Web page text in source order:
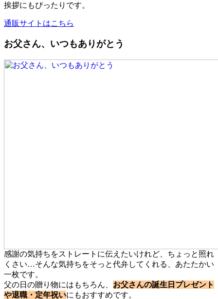
挨拶にもぴったりです。
通販サイトはこちら
お父さん、いつもありがとう
感謝の気持ちをストレートに伝えたいけれど、ちょっと照れ
くさい…そんな気持ちをそっと代弁してくれる、あたたかい
一枚です。
父の日の贈り物にはもちろん、 お父さんの誕生日プレゼント
や退職・定年祝いにもおすすめです。